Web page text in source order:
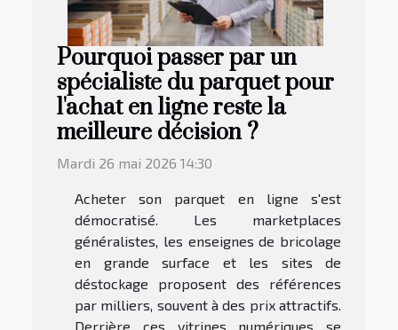
Pourquoi passer par un
spécialiste du parquet pour
l'achat en ligne reste la
meilleure décision ?
Mardi 26 mai 2026 14:30
Acheter son parquet en ligne s'est
démocratisé. Les marketplaces
généralistes, les enseignes de bricolage
en grande surface et les sites de
déstockage proposent des références
par milliers, souvent à des prix attractifs.
Derrière ces vitrines numériques se